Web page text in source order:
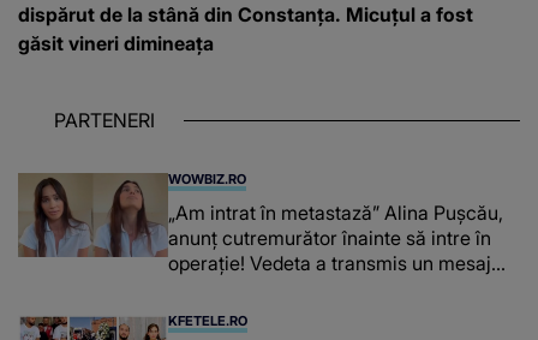
dispărut de la stână din Constanța. Micuțul a fost
găsit vineri dimineața
PARTENERI
WOWBIZ.RO
„Am intrat în metastază” Alina Pușcău,
anunț cutremurător înainte să intre în
operație! Vedeta a transmis un mesaj
KFETELE.RO